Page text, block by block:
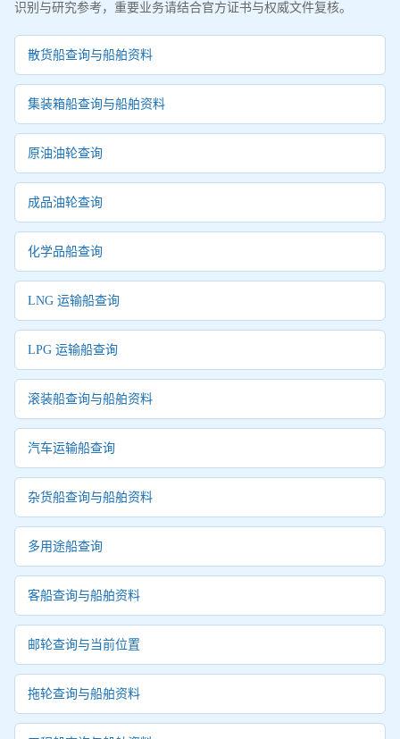
识别与研究参考，重要业务请结合官方证书与权威文件复核。
散货船查询与船舶资料
集装箱船查询与船舶资料
原油油轮查询
成品油轮查询
化学品船查询
LNG 运输船查询
LPG 运输船查询
滚装船查询与船舶资料
汽车运输船查询
杂货船查询与船舶资料
多用途船查询
客船查询与船舶资料
邮轮查询与当前位置
拖轮查询与船舶资料